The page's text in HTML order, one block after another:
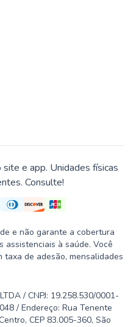
e app. Unidades físicas
Consulte!
e não garante a cobertura
assistenciais à saúde. Você
taxa de adesão, mensalidades
/ CNPJ: 19.258.530/0001-
/ Endereço: Rua Tenente
CEP 83.005-360, São